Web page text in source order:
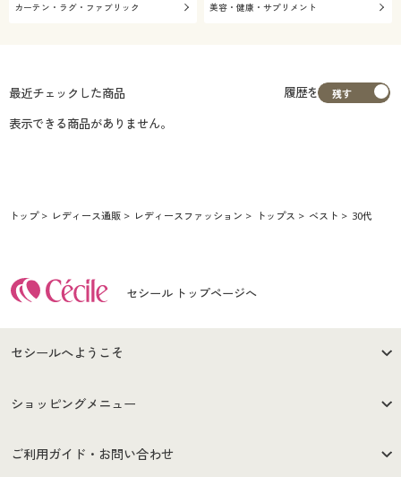
カーテン・ラグ・ファブリック 美容・健康・サプリメント
最近チェックした商品
履歴を
表示できる商品がありません。
トップ レディース通販 レディースファッション トップス ベスト 30代
セシール トップページへ
セシールへようこそ
はじめての方へ
セシールご利用規約
ショッピングメニュー
商品カテゴリ
ご利用ガイド・お問い合わせ